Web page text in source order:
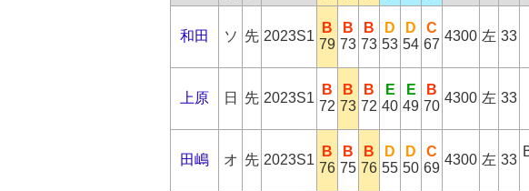
和田 ソ 先 2023S1
B
79
B
73
B
73
D
53
D
54
C
67
4300 左 33
上原 日 先 2023S1
B
72
B
73
B
72
E
40
E
49
B
70
4300 左 33
田嶋 オ 先 2023S1
B
76
B
75
B
76
D
55
D
50
C
69
4300 左 33